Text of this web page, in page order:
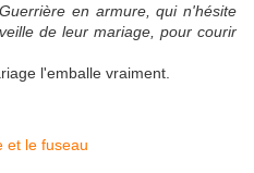
en armure, qui n'hésite
de leur mariage, pour courir
l'emballe vraiment.